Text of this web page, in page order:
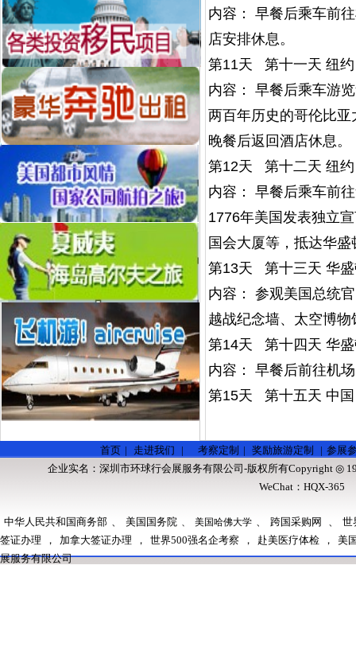
内容： 早餐后乘车前
店安排休息。
第11天 第十一天 纽
内容： 早餐后乘车游
两百年历史的哥伦比
晚餐后返回酒店休息。
第12天 第十二天 纽约
内容： 早餐后乘车前
1776年美国发表独立
国会大厦等，抵达华
第13天 第十三天 华
内容： 参观美国总统
越战纪念墙、太空博
第14天 第十四天 华盛
内容： 早餐后前往机
第15天 第十五天 中
首页 | 走进我们 | 考察定制 | 奖励旅游定制 | 参展
企业实名：深圳市环球行会展服务有限公司-版权所有Copyright ◎
WeChat：HQX-
中华人民共和国商务部 美国国务院 、 美国哈佛大学 跨国采购网
世
签证办理
， 加拿大签证办理 ， 世界500强名企考察 ， 赴美医疗体检 ，
美
展服务有限公司